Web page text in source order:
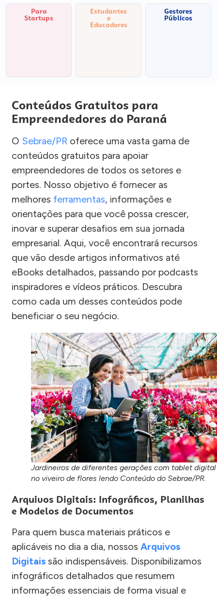
Para
Startups
Estudantes
e
Educadores
Gestores
Públicos
Conteúdos Gratuitos para
Empreendedores do Paraná
O Sebrae/PR oferece uma vasta gama de
conteúdos gratuitos para apoiar
empreendedores de todos os setores e
portes. Nosso objetivo é fornecer as
melhores ferramentas, informações e
orientações para que você possa crescer,
inovar e superar desafios em sua jornada
empresarial. Aqui, você encontrará recursos
que vão desde artigos informativos até
eBooks detalhados, passando por podcasts
inspiradores e vídeos práticos. Descubra
como cada um desses conteúdos pode
beneficiar o seu negócio.
Jardineiros de diferentes gerações com tablet digital
no viveiro de flores lendo Conteúdo do Sebrae/PR.
Arquivos Digitais: Infográficos, Planilhas
e Modelos de Documentos
Para quem busca materiais práticos e
aplicáveis no dia a dia, nossos Arquivos
Digitais são indispensáveis. Disponibilizamos
infográficos detalhados que resumem
informações essenciais de forma visual e